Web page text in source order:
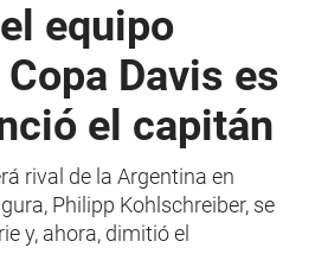
equipo
Davis es
el capitán
rival de la Argentina en
Philipp Kohlschreiber, se
y, ahora, dimitió el